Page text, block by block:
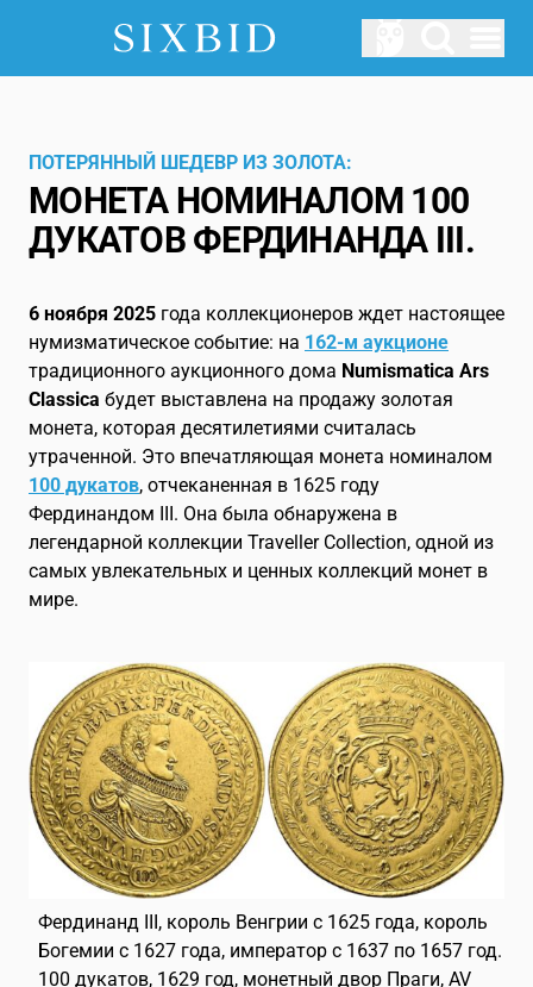
О НАС
Как работает Sixbid?
УСЛУГА
Блог
глоссарий
RU
English EN
Français
DE
Italiano IT
日本語 JA
Español ES
Chinese ZH
ПОТЕРЯННЫЙ ШЕДЕВР ИЗ ЗОЛОТА:
МОНЕТА НОМИНАЛОМ 100
ДУКАТОВ ФЕРДИНАНДА III.
6 ноября 2025 года коллекционеров ждет настоящее
нумизматическое событие: на 162-м аукционе
традиционного аукционного дома Numismatica Ars
Classica будет выставлена на продажу золотая
монета, которая десятилетиями считалась
утраченной. Это впечатляющая монета номиналом
100 дукатов, отчеканенная в 1625 году
Фердинандом III. Она была обнаружена в
легендарной коллекции Traveller Collection, одной из
самых увлекательных и ценных коллекций монет в
мире.
Фердинанд III, король Венгрии с 1625 года, король
Богемии с 1627 года, император с 1637 по 1657 год.
100 дукатов, 1629 год, монетный двор Праги, AV